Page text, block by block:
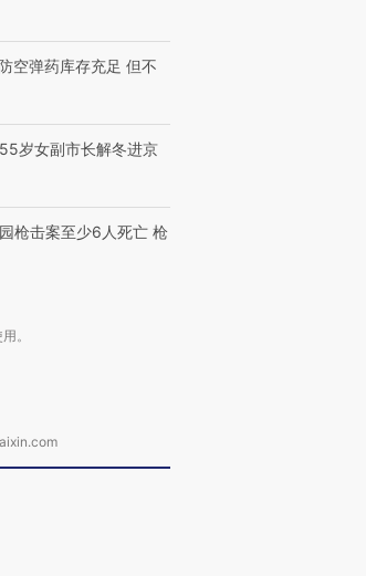
空弹药库存充足 但不
岁女副市长解冬进京
枪击案至少6人死亡 枪
。